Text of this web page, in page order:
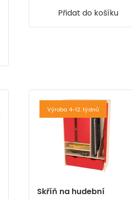
Přidat do košíku
Výroba 4-12. týdnů
Skříň na hudební